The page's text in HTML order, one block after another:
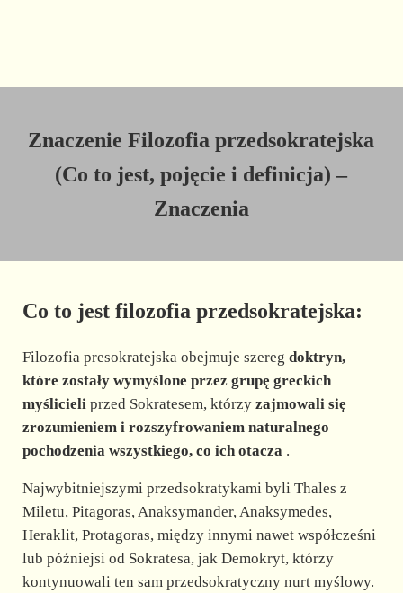
Znaczenie Filozofia przedsokratejska
(Co to jest, pojęcie i definicja) –
Znaczenia
Co to jest filozofia przedsokratejska:
Filozofia presokratejska obejmuje szereg doktryn,
które zostały wymyślone przez grupę greckich
myślicieliprzed Sokratesem, którzy zajmowali się
zrozumieniem i rozszyfrowaniem naturalnego
pochodzenia wszystkiego, co ich otacza.
Najwybitniejszymi przedsokratykami byli Thales z
Miletu, Pitagoras, Anaksymander, Anaksymedes,
Heraklit, Protagoras, między innymi nawet współcześni
lub późniejsi od Sokratesa, jak Demokryt, którzy
kontynuowali ten sam przedsokratyczny nurt myślowy.